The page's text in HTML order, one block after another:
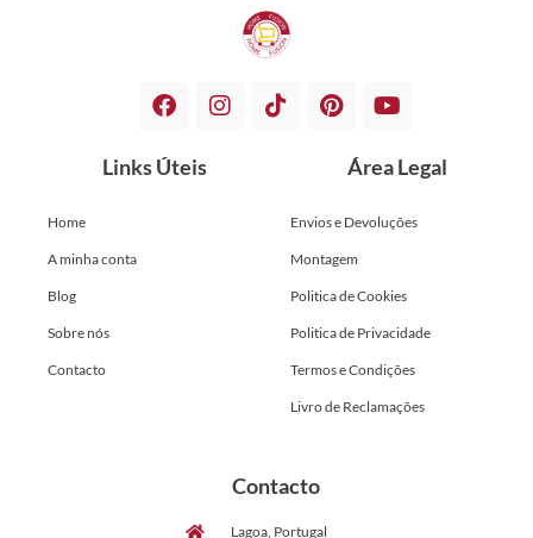
Links Úteis
Home
A minha conta
Blog
Sobre nós
Contacto
Área Legal
Envios e Devoluções
Montagem
Politica de Cookies
Politica de Privacidade
Termos e Condições
Livro de Reclamações
Contacto
Lagoa, Portugal